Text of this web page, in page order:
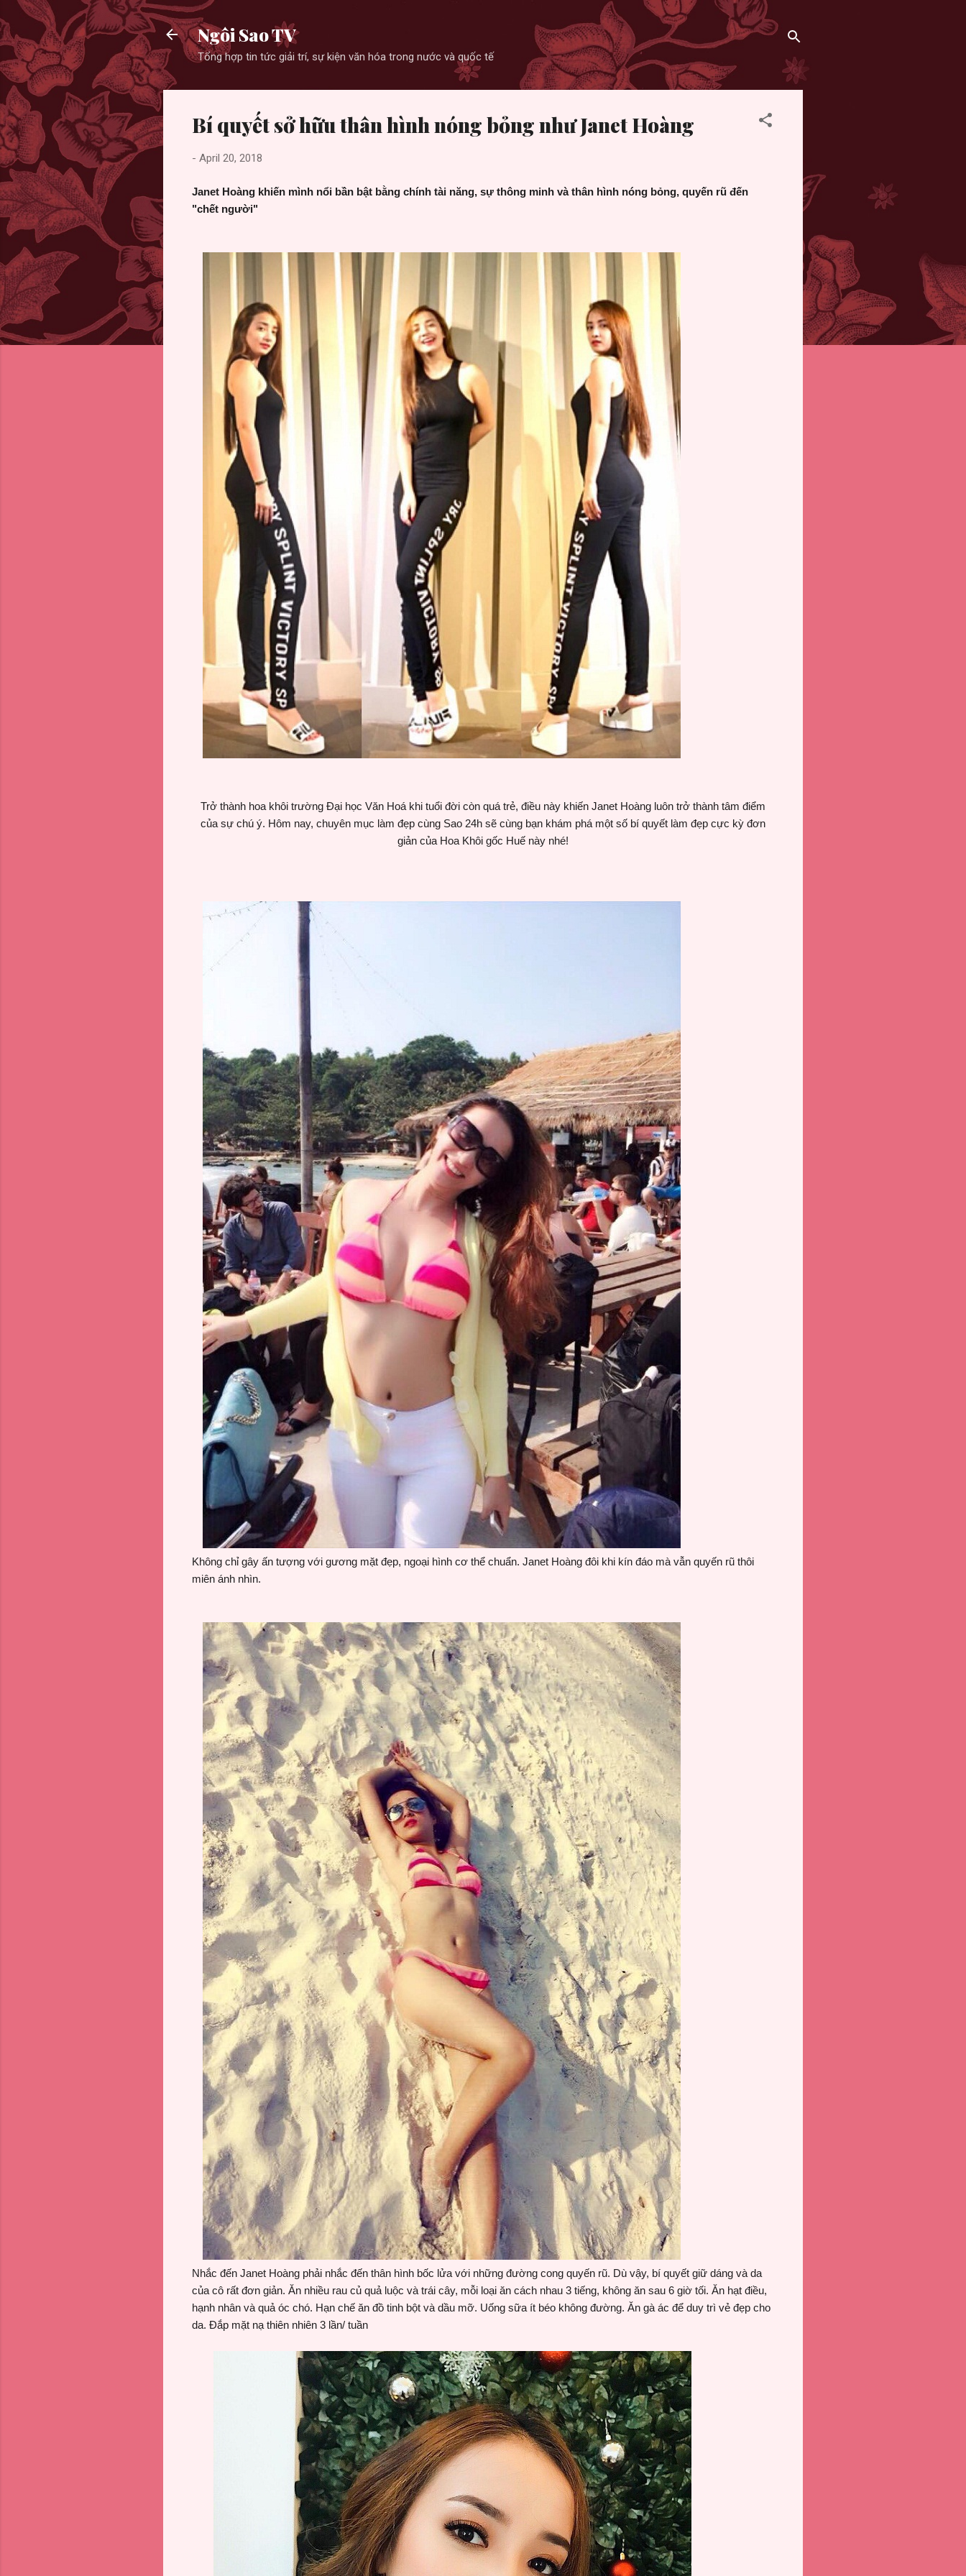
Ngôi Sao TV
Tổng hợp tin tức giải trí, sự kiện văn hóa trong nước và quốc tế
Bí quyết sở hữu thân hình nóng bỏng như Janet Hoàng
- April 20, 2018
Janet Hoàng khiến mình nổi bần bật bằng chính tài năng, sự thông minh và thân hình nóng bỏng, quyến rũ đến
"chết người"
Trở thành hoa khôi trường Đại học Văn Hoá khi tuổi đời còn quá trẻ, điều này khiến Janet Hoàng luôn trở thành tâm điểm
của sự chú ý. Hôm nay, chuyên mục làm đẹp cùng Sao 24h sẽ cùng bạn khám phá một số bí quyết làm đẹp cực kỳ đơn
giản của Hoa Khôi gốc Huế này nhé!
Không chỉ gây ấn tượng với gương mặt đẹp, ngoại hình cơ thể chuẩn. Janet Hoàng đôi khi kín đáo mà vẫn quyến rũ thôi
miên ánh nhìn.
Nhắc đến Janet Hoàng phải nhắc đến thân hình bốc lửa với những đường cong quyến rũ. Dù vậy, bí quyết giữ dáng và da
của cô rất đơn giản. Ăn nhiều rau củ quả luộc và trái cây, mỗi loại ăn cách nhau 3 tiếng, không ăn sau 6 giờ tối. Ăn hạt điều,
hạnh nhân và quả óc chó. Hạn chế ăn đồ tinh bột và dầu mỡ. Uống sữa ít béo không đường. Ăn gà ác để duy trì vẻ đẹp cho
da. Đắp mặt nạ thiên nhiên 3 lần/ tuần